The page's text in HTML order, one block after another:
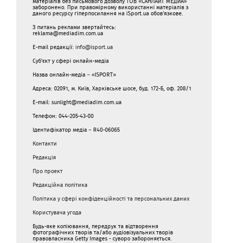
заборонено. При правомірному використанні матеріалів з
даного ресурсу гіперпосилання на iSport.ua обов'язкове.
З питань реклами звертайтесь:
reklama@mediadim.com.ua
E-mail редакції: info@isport.ua
Суб'єкт у сфері онлайн-медіа
Назва онлайн-медіа – «ISPORT»
Адреса: 02091, м. Київ, Харківське шосе, буд. 172-Б, оф. 208/1
E-mail: sunlight@mediadim.com.ua
Телефон: 044-205-43-00
Ідентифікатор медіа – R40-06065
Контакти
Редакція
Про проект
Редакційна політика
Політика у сфері конфіденційності та персональних даних
Користувача угода
Будь-яке копіювання, передрук та відтворення
фотографічних творів та/або аудіовізуальних творів
правовласника Getty Images - суворо забороняється.